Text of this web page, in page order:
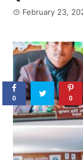
February 23,
0
SHARES
0 0